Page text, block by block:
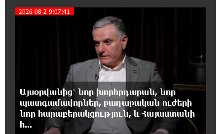
Վեհափառ Հայրապետը աղոթք է հնչեցնում
17:31:07 7-08-2026
Վեհափառի հանդեպ տիտանական
ապօրինություն կա, անասելի ցավ եմ զգում.
17:30:48 7-08-2026
Արժանապատիվ դատավորը ինքնաբացարկ
հայտնեց և հրաժարվեց քննել գործն ու
2026-08-2 9:07:41
Այսօրվանից՝ նոր խորհրդարան, նոր
պատգամավորներ, քաղաքական ուժերի
նոր հարաբերակցություն, և Հայաստանի
հ...
4